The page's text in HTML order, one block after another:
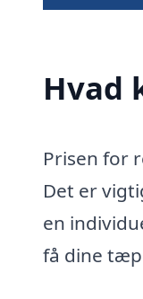
Hvad
Prisen for
Det er
en
få dine